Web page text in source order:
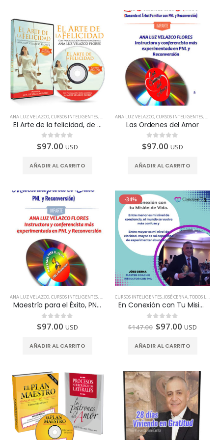
ANA LUZ VELAZCO,CURSOS INTELIGENTES, TODOS LOS PAÍSES
El Arte de la felicidad, de amar, de perdonar y de volar
0de 5
$97.00 USD
AÑADIR AL CARRITO
ANA LUZ VELAZCO,CURSOS INTELIGENTES, TODOS
Las Ordenes del Amor
0de 5
$97.00 USD
AÑADIR AL CARRITO
ANA LUZ VELAZCO,CURSOS INTELIGENTES, TODOS LOS PAÍSES
Maestría para el Éxito, PNL y Reconversión
0de 5
$97.00 USD
AÑADIR AL CARRITO
-34%
CURSOS INTELIGENTES, JOSÉ CERNA,TODOS LOS PAÍSES
En Conexión con Tu Misión de Vida | Master Coach José Cerna
de 5
$147.00 $97.00 USD
AÑADIR AL CARRITO